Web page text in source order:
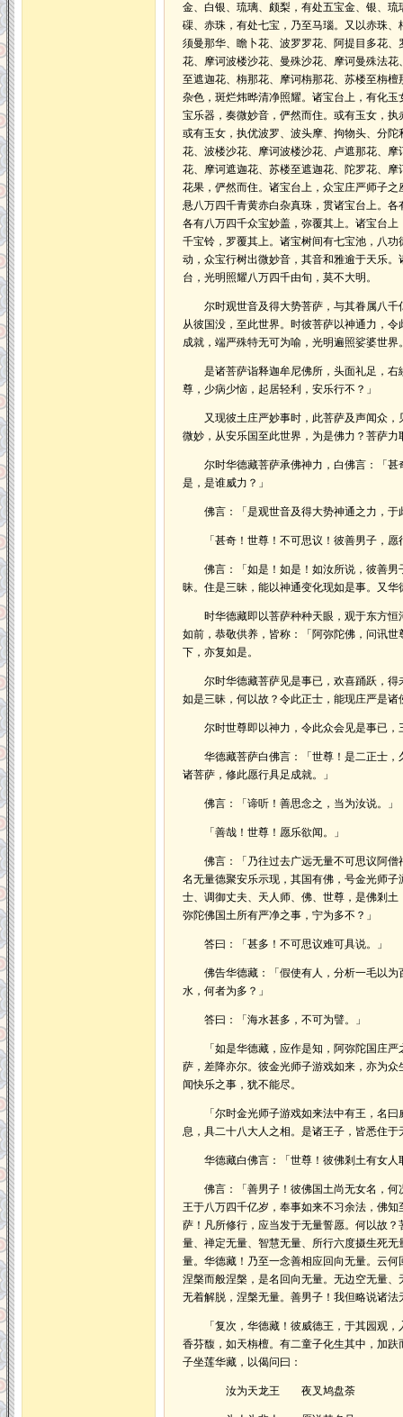
金、白银、琉璃、颇梨，有处五宝金、银、
磲、赤珠，有处七宝，乃至马瑙。又以赤珠
须曼那华、瞻卜花、波罗罗花、阿提目多花
花、摩诃波楼沙花、曼殊沙花、摩诃曼殊法
至遮迦花、栴那花、摩诃栴那花、苏楼至栴
杂色，斑烂炜晔清净照耀。诸宝台上，有化
宝乐器，奏微妙音，俨然而住。或有玉女，
或有玉女，执优波罗、波头摩、拘物头、分
花、波楼沙花、摩诃波楼沙花、卢遮那花、
花、摩诃遮迦花、苏楼至遮迦花、陀罗花、
花果，俨然而住。诸宝台上，众宝庄严师子
悬八万四千青黄赤白杂真珠，贯诸宝台上。
各有八万四千众宝妙盖，弥覆其上。诸宝台
千宝铃，罗覆其上。诸宝树间有七宝池，八
动，众宝行树出微妙音，其音和雅逾于天乐
台，光明照耀八万四千由旬，莫不大明。
尔时观世音及得大势菩萨，与其眷属八千
从彼国没，至此世界。时彼菩萨以神通力，
成就，端严殊特无可为喻，光明遍照娑婆世界
是诸菩萨诣释迦牟尼佛所，头面礼足，右
尊，少病少恼，起居轻利，安乐行不？」
又现彼土庄严妙事时，此菩萨及声闻众，
微妙，从安乐国至此世界，为是佛力？菩萨力
尔时华德藏菩萨承佛神力，白佛言：「甚
是，是谁威力？」
佛言：「是观世音及得大势神通之力，于
「甚奇！世尊！不可思议！彼善男子，愿
佛言：「如是！如是！如汝所说，彼善男
昧。住是三昧，能以神通变化现如是事。又
时华德藏即以菩萨种种天眼，观于东方恒
如前，恭敬供养，皆称：「阿弥陀佛，问讯
下，亦复如是。
尔时华德藏菩萨见是事已，欢喜踊跃，得
如是三昧，何以故？令此正士，能现庄严是诸
尔时世尊即以神力，令此众会见是事已，
华德藏菩萨白佛言：「世尊！是二正士，
诸菩萨，修此愿行具足成就。」
佛言：「谛听！善思念之，当为汝说。」
「善哉！世尊！愿乐欲闻。」
佛言：「乃往过去广远无量不可思议阿僧
名无量德聚安乐示现，其国有佛，号金光师
士、调御丈夫、天人师、佛、世尊，是佛剎
弥陀佛国土所有严净之事，宁为多不？」
答曰：「甚多！不可思议难可具说。」
佛告华德藏：「假使有人，分析一毛以为
水，何者为多？」
答曰：「海水甚多，不可为譬。」
「如是华德藏，应作是知，阿弥陀国庄严
萨，差降亦尔。彼金光师子游戏如来，亦为
闻快乐之事，犹不能尽。
「尔时金光师子游戏如来法中有王，名曰
息，具二十八大人之相。是诸王子，皆悉住
华德藏白佛言：「世尊！彼佛剎土有女人
佛言：「善男子！彼佛国土尚无女名，何
王于八万四千亿岁，奉事如来不习余法，佛
萨！凡所修行，应当发于无量誓愿。何以故
量、禅定无量、智慧无量、所行六度摄生死
量。华德藏！乃至一念善相应回向无量。云
涅槃而般涅槃，是名回向无量。无边空无量
无着解脱，涅槃无量。善男子！我但略说诸
「复次，华德藏！彼威德王，于其园观，
香芬馥，如天栴檀。有二童子化生其中，加
子坐莲华藏，以偈问曰：
汝为天龙王 夜叉鸠盘荼